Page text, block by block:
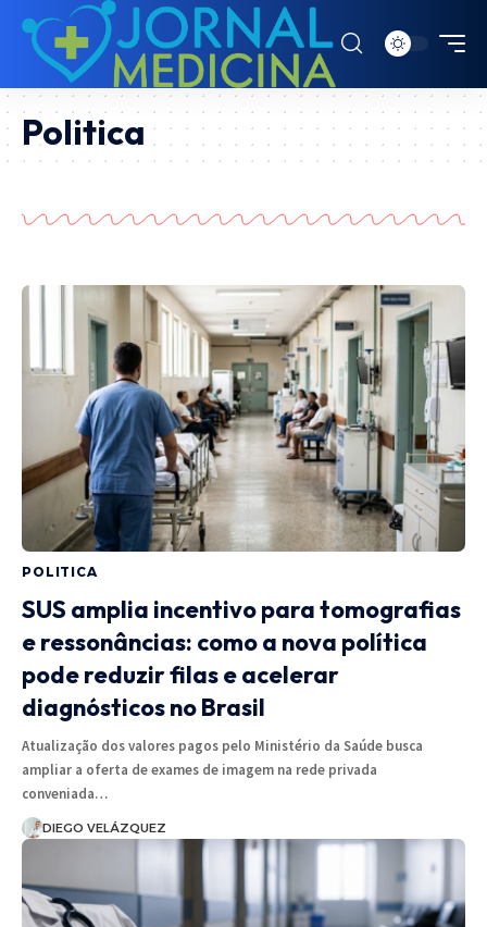
Politica
POLITICA
SUS amplia incentivo para tomografias
e ressonâncias: como a nova política
pode reduzir filas e acelerar
diagnósticos no Brasil
Atualização dos valores pagos pelo Ministério da Saúde busca
ampliar a oferta de exames de imagem na rede privada
conveniada…
DIEGO VELÁZQUEZ